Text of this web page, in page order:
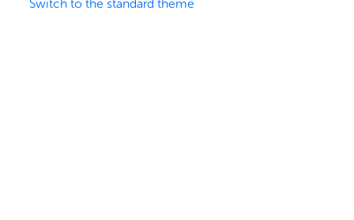
Switch to the standard theme